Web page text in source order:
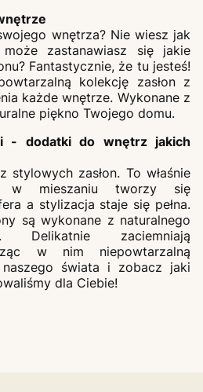
wnętrza? Nie wiesz jak
zastanawiasz się jakie
Fantastycznie, że tu jesteś!
kolekcję zasłon z
każde wnętrze. Wykonane z
piękno Twojego domu.
- dodatki do wnętrz jakich
stylowych zasłon. To właśnie
w mieszaniu tworzy się
a stylizacja staje się pełna.
są wykonane z naturalnego
Delikatnie zaciemniają
w nim niepowtarzalną
świata i zobacz jaki
dla Ciebie!